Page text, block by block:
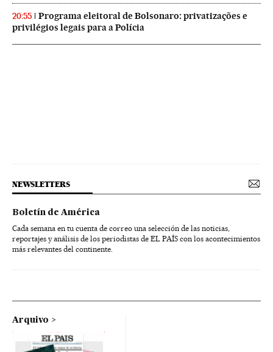
20:55
Programa eleitoral de Bolsonaro: privatizações e
privilégios legais para a Polícia
NEWSLETTERS
Boletín de América
Cada semana en tu cuenta de correo una selección de las noticias,
reportajes y análisis de los periodistas de EL PAÍS con los acontecimientos
más relevantes del continente.
Arquivo